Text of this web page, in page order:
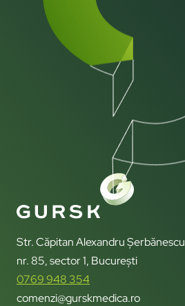
Str. Căpitan Alexandru Șerbănescu
nr. 85, sector 1, București
0769 948 354
comenzi@gurskmedica.ro